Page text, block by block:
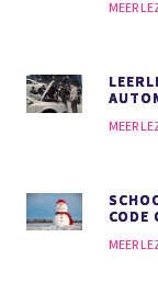
MEER
MEER
CODE
MEER